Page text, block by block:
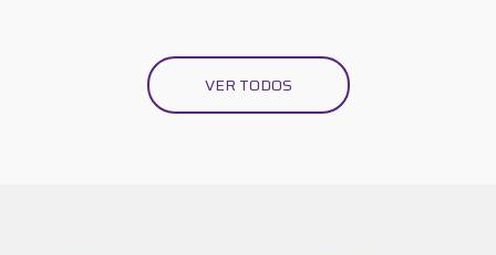
VER TODOS